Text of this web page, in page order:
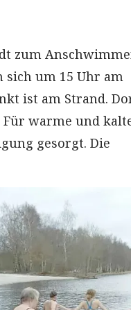
zum
sich um 15 Uhr am
ist am Strand.
Für warme und
gesorgt. Die